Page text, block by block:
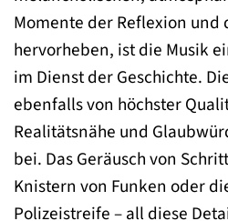
Momente der Reflexion und
hervorheben, ist die Musik
im Dienst der Geschichte.
ebenfalls von höchster
Realitätsnähe und
bei. Das Geräusch von
Knistern von Funken oder
Polizeistreife – all diese